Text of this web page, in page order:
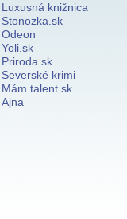
Luxusná knižnica
Stonozka.sk
Odeon
Yoli.sk
Priroda.sk
Severské krimi
Mám talent.sk
Ajna